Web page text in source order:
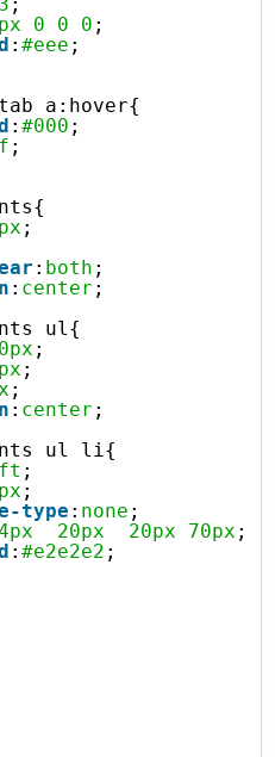
0 0 0 ;
:#eee ;
a:hover{
:#000 ;
;
;
: both ;
: center ;
ul{
;
;
;
: center ;
ul li{
;
;
type : none ;
20px 20px 70px ;
:#e2e2e2 ;